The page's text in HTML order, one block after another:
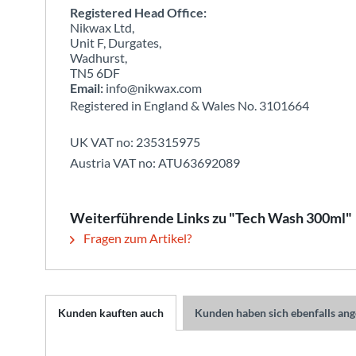
Registered Head Office:
Nikwax Ltd,
Unit F, Durgates,
Wadhurst,
TN5 6DF
Email: info@nikwax.com
Registered in England & Wales No. 3101664
UK VAT no: 235315975
Austria VAT no: ATU63692089
Weiterführende Links zu "Tech Wash 300ml"
Fragen zum Artikel?
Kunden kauften auch Kunden haben sich ebenfalls